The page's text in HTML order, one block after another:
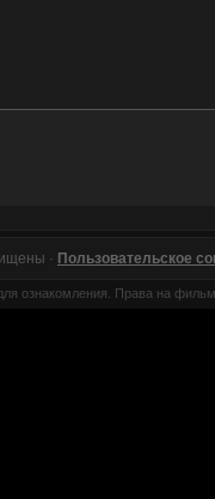
· Пользовательское
ознакомления. Права на